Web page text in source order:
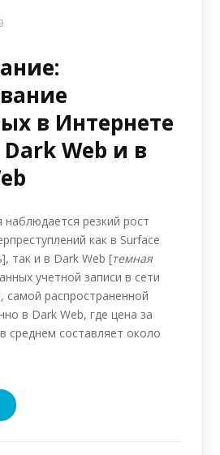
в Интернете
Web и в
резкий рост
как в Surface
], так и в Dark Web [темная
учетной записи в сети
самой распространенной
в Dark Web, где цена за
среднем составляет около